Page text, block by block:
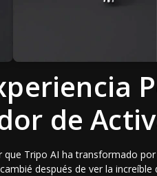
de
Tripo AI ha transformado
después de ver la increíble